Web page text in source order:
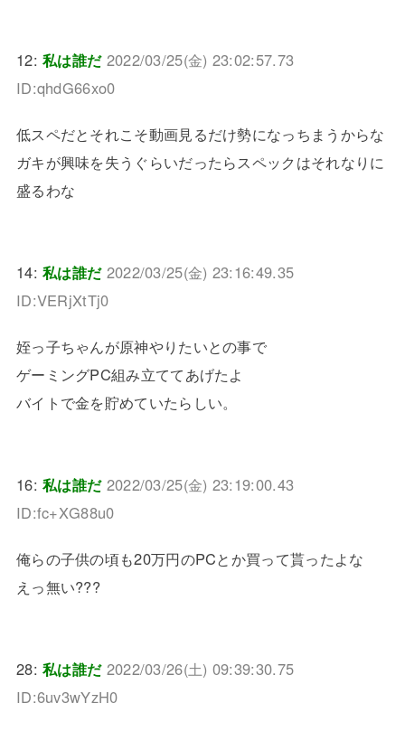
12:私は誰だ 2022/03/25(金) 23:02:57.73
ID:qhdG66xo0
低スペだとそれこそ動画見るだけ勢になっちまうからな
ガキが興味を失うぐらいだったらスペックはそれなりに
盛るわな
14:私は誰だ 2022/03/25(金) 23:16:49.35
ID:VERjXtTj0
姪っ子ちゃんが原神やりたいとの事で
ゲーミングPC組み立ててあげたよ
バイトで金を貯めていたらしい。
16:私は誰だ 2022/03/25(金) 23:19:00.43
ID:fc+XG88u0
俺らの子供の頃も20万円のPCとか買って貰ったよな
えっ無い???
28:私は誰だ 2022/03/26(土) 09:39:30.75
ID:6uv3wYzH0